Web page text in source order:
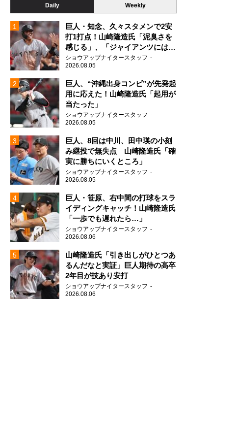
Daily Weekly
巨人・知念、久々スタメンで2安
打1打点！山崎隆造氏「泥臭さを
感じる」、「ジャイアンツには少
ないタイプ」
ショウアップナイタースタッフ
2026.08.05
巨人、“沖縄出身コンビ”が先発起
用に応えた！山崎隆造氏「起用が
当たった」
ショウアップナイタースタッフ
2026.08.05
巨人、8回は中川、田中瑛の小刻
み継投で無失点 山崎隆造氏「確
実に勝ちにいくところ」
ショウアップナイタースタッフ
2026.08.05
巨人・笹原、右中間の打球をスラ
イディングキャッチ！山崎隆造氏
「一歩でも遅れたら…」
ショウアップナイタースタッフ
2026.08.06
山崎隆造氏「引き出しがひとつあ
るんだなと実証」巨人期待の高卒
2年目が技あり安打
ショウアップナイタースタッフ
2026.08.06